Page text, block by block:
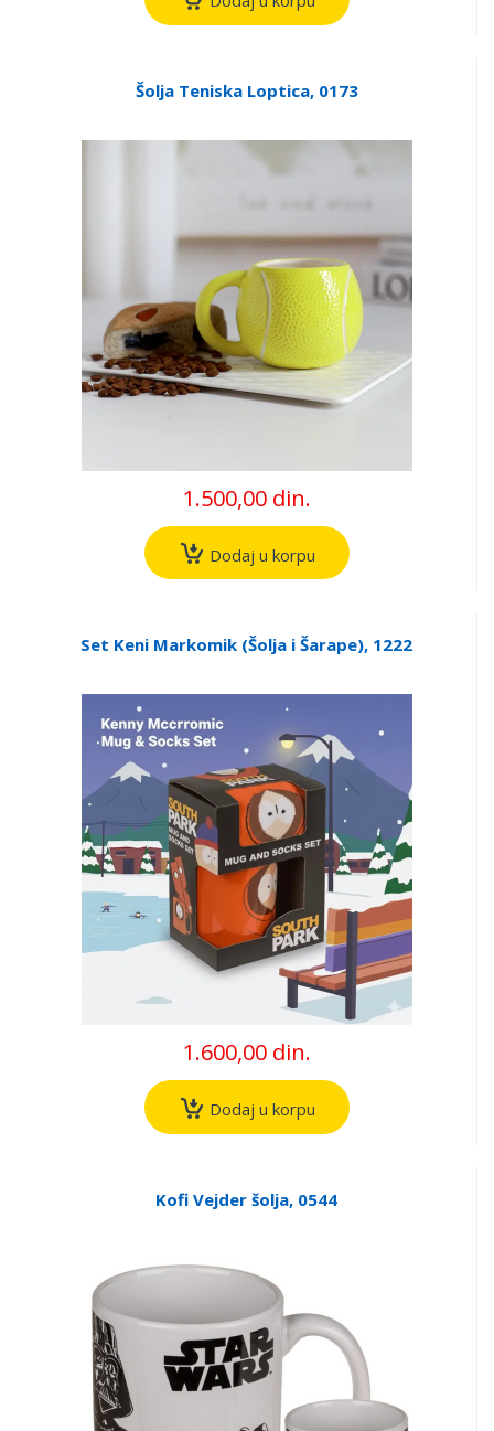
Šolja Teniska Loptica, 0173
1.500,00 din.
Dodaj u korpu
Set Keni Markomik (Šolja i Šarape), 1222
1.600,00 din.
Dodaj u korpu
Kofi Vejder šolja, 0544